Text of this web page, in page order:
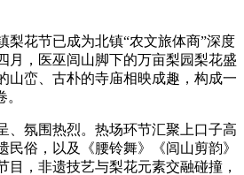
花节已成为北镇“农文旅体商”深度
月，医巫闾山脚下的万亩梨园梨花盛
山峦、古朴的寺庙相映成趣，构成一
氛围热烈。热场环节汇聚上口子高
民俗，以及《腰铃舞》《闾山剪韵》
目，非遗技艺与梨花元素交融碰撞，